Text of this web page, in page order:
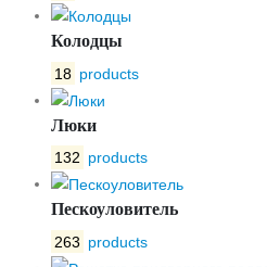
Колодцы
18 products
Люки
132 products
Пескоуловитель
263 products